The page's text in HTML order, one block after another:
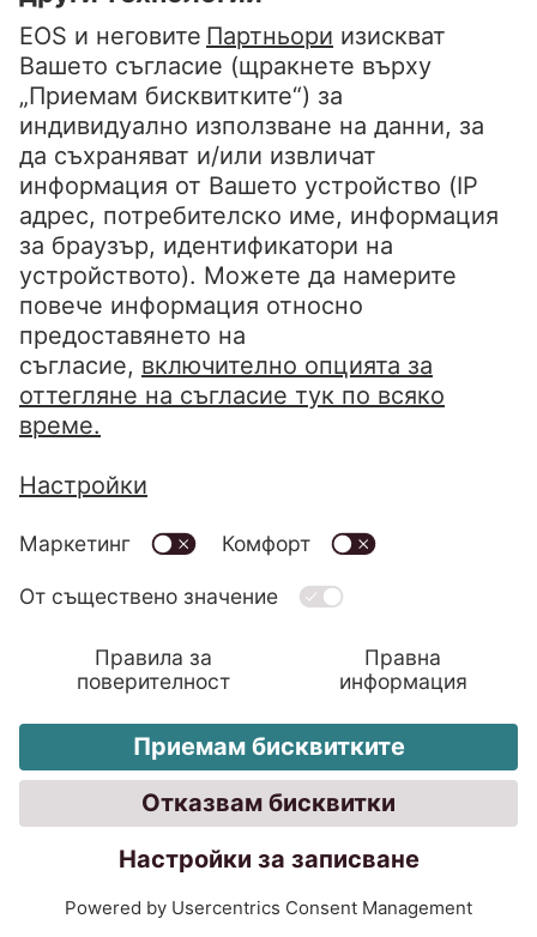
Профил на проучването:
В рамките на проучването за чатбот
EOS проведе 200 компютърно
подпомогнати телефонни
интервюта във всяка от 14
европейски държави (Германия,
Дания, Белгия, Швейцария,
Испания, Франция, Полша,
Словакия, Словения, Хърватия,
Унгария, България, Румъния и
Русия) или общо 2800 интервюта.
Участващите компании бяха
избрани според броя на
малко 20 служители и най-малко 5
милиона евро годишни приходи (с
изискване беше компаниите да
имат контакт с частни клиенти.
Искате ли да разговаряте с
нашите експерти по чатботове?